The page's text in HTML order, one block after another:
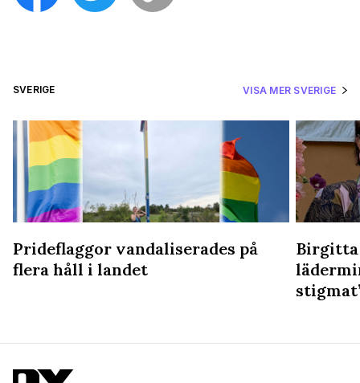
SVERIGE VISA MER SVERIGE
Prideflaggor vandaliserades på
flera håll i landet
Birgitta